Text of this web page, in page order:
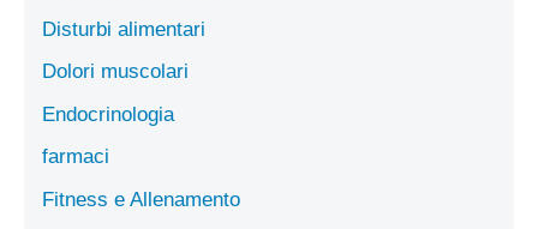
Disturbi alimentari
Dolori muscolari
Endocrinologia
farmaci
Fitness e Allenamento